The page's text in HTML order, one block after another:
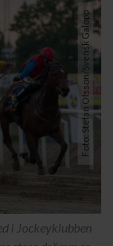
Foto: Stefan Olsson/Svensk Galopp
i Jockeyklubben